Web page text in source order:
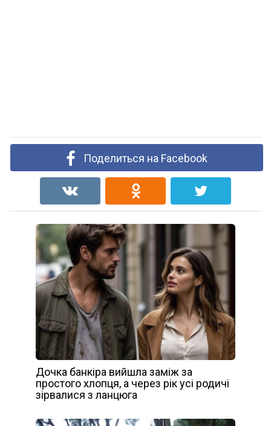
Поделиться на Facebook
Дочка банкіра вийшла заміж за
простого хлопця, а через рік усі родичі
зірвалися з ланцюга